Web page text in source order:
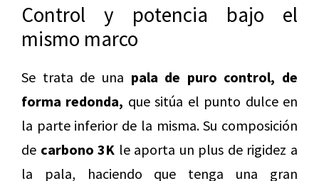
Control y potencia bajo el
mismo marco
Se trata de una pala de puro control, de
forma redonda, que sitúa el punto dulce en
la parte inferior de la misma. Su composición
de carbono 3K le aporta un plus de rigidez a
la pala, haciendo que tenga una gran